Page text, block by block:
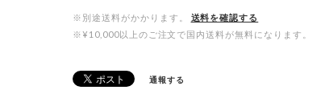
※別途送料がかかります。
送料を確認する
※¥10,000以上のご注文で国内送料が無料になります。
通報する